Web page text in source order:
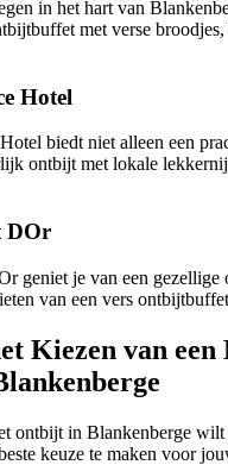
in het hart van
met verse
Hotel
biedt niet alleen een
ontbijt met lokale
DOr
geniet je van een gezellige
van een vers
Kiezen van een
ontbijt in Blankenberge
keuze te maken voor